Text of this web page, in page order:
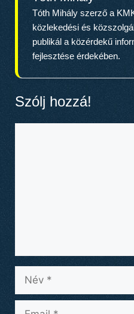
Tóth Mihály szerző a
közlekedési és
publikál a közérdekű
fejlesztése érdekében.
Szólj hozzá!
Név
Email